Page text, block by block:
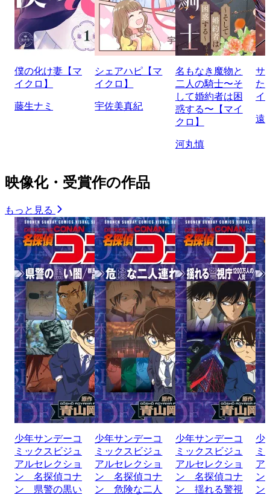
僕の化け妻【マ
イクロ】
藤生ナミ
シェアハピ【マ
イクロ】
宇佐美真紀
名もなき魔物と
二人の騎士〜そ
して婚約者は困
惑する〜【マイ
クロ】
河丸慎
サ
た
イ
遠
映像化・受賞作の作品
もっと見る
少年サンデーコ
ミックスビジュ
アルセレクショ
ン 名探偵コナ
ン 県警の黒い
少年サンデーコ
ミックスビジュ
アルセレクショ
ン 名探偵コナ
ン 危険な二人
少年サンデーコ
ミックスビジュ
アルセレクショ
ン 名探偵コナ
ン 揺れる警視
少
ミ
ア
ン
ン